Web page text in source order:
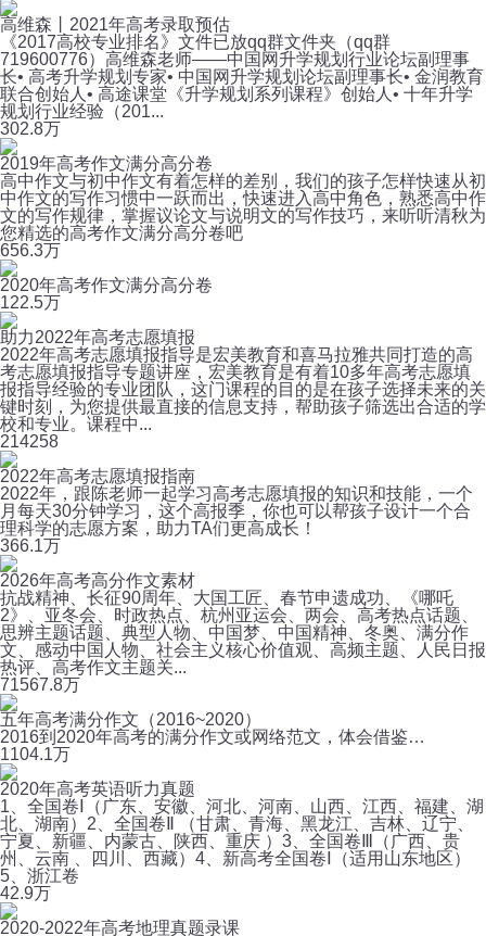
高维森丨2021年高考录取预估
《2017高校专业排名》文件已放qq群文件夹（qq群
719600776）高维森老师——中国网升学规划行业论坛副理事
长• 高考升学规划专家• 中国网升学规划论坛副理事长• 金润教育
联合创始人• 高途课堂《升学规划系列课程》创始人• 十年升学
规划行业经验（201...
302.8万
2019年高考作文满分高分卷
高中作文与初中作文有着怎样的差别，我们的孩子怎样快速从初
中作文的写作习惯中一跃而出，快速进入高中角色，熟悉高中作
文的写作规律，掌握议论文与说明文的写作技巧，来听听清秋为
您精选的高考作文满分高分卷吧
656.3万
2020年高考作文满分高分卷
122.5万
助力2022年高考志愿填报
2022年高考志愿填报指导是宏美教育和喜马拉雅共同打造的高
考志愿填报指导专题讲座，宏美教育是有着10多年高考志愿填
报指导经验的专业团队，这门课程的目的是在孩子选择未来的关
键时刻，为您提供最直接的信息支持，帮助孩子筛选出合适的学
校和专业。课程中...
214258
2022年高考志愿填报指南
2022年，跟陈老师一起学习高考志愿填报的知识和技能，一个
月每天30分钟学习，这个高报季，你也可以帮孩子设计一个合
理科学的志愿方案，助力TA们更高成长！
366.1万
2026年高考高分作文素材
抗战精神、长征90周年、大国工匠、春节申遗成功、《哪吒
2》、亚冬会、时政热点、杭州亚运会、两会、高考热点话题、
思辨主题话题、典型人物、中国梦、中国精神、冬奥、满分作
文、感动中国人物、社会主义核心价值观、高频主题、人民日报
热评、高考作文主题关...
71567.8万
五年高考满分作文（2016~2020）
2016到2020年高考的满分作文或网络范文，体会借鉴…
1104.1万
2020年高考英语听力真题
1、全国卷Ⅰ（广东、安徽、河北、河南、山西、江西、福建、湖
北、湖南）2、全国卷Ⅱ （甘肃、青海、黑龙江、吉林、辽宁、
宁夏、新疆、内蒙古、陕西、重庆 ）3、全国卷Ⅲ（广西、贵
州、云南 、四川、西藏）4、新高考全国卷Ⅰ（适用山东地区）
5、浙江卷
42.9万
2020-2022年高考地理真题录课